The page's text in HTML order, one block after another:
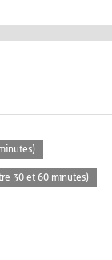
30 et 60 minutes)